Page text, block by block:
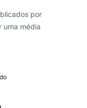
por
uma média